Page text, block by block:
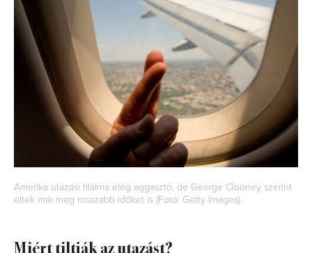
Amerika utazási tilalma elég aggasztó, de George Clooney szerint
éltek már meg rosszabb időket is (Fotó: Getty Images)
Miért tiltják az utazást?